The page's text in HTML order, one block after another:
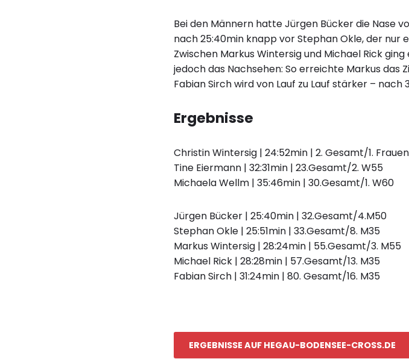
Bei den Männern hatte Jürgen Bücker die Nase
nach 25:40min knapp vor Stephan Okle, der nur
Zwischen Markus Wintersig und Michael Rick
jedoch das Nachsehen: So erreichte Markus das
Fabian Sirch wird von Lauf zu Lauf stärker – nach
Ergebnisse
Christin Wintersig | 24:52min | 2. Gesamt/1. Frauen
Tine Eiermann | 32:31min | 23.Gesamt/2. W55
Michaela Wellm | 35:46min | 30.Gesamt/1. W60
Jürgen Bücker | 25:40min | 32.Gesamt/4.M50
Stephan Okle | 25:51min | 33.Gesamt/8. M35
Markus Wintersig | 28:24min | 55.Gesamt/3. M55
Michael Rick | 28:28min | 57.Gesamt/13. M35
Fabian Sirch | 31:24min | 80. Gesamt/16. M35
ERGEBNISSE AUF HEGAU-BODENSEE-CROSS.DE